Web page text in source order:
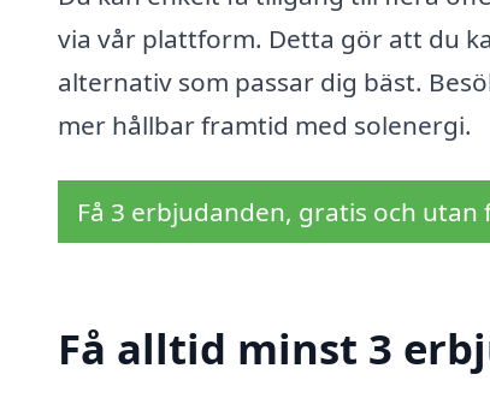
via vår plattform. Detta gör att du
alternativ som passar dig bäst.
mer hållbar framtid med solenergi.
Få 3 erbjudanden, gratis och
Få alltid minst 3